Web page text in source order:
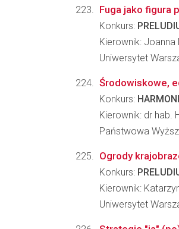
Fuga jako figura
Konkurs:
Kierownik: Joanna
Uniwersytet
Środowiskowe,
Konkurs:
Kierownik: dr hab.
Państwowa
Ogrody
Konkurs:
Kierownik:
Uniwersytet